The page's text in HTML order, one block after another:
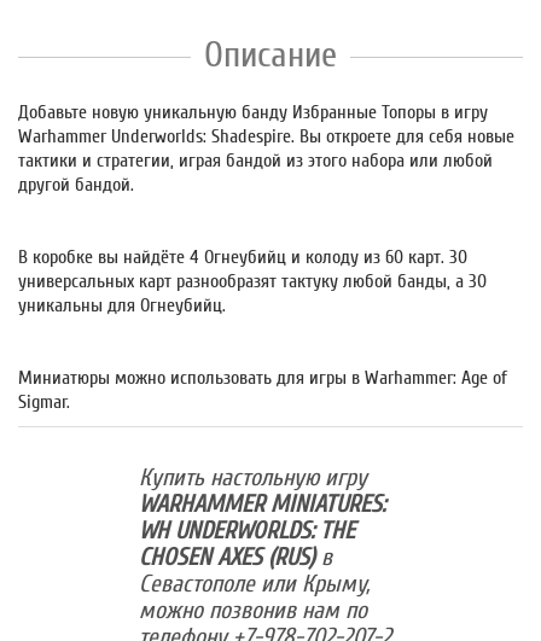
Описание
Добавьте новую уникальную банду Избранные Топоры в игру
Warhammer Underworlds: Shadespire. Вы откроете для себя новые
тактики и стратегии, играя бандой из этого набора или любой
другой бандой.
В коробке вы найдёте 4 Огнеубийц и колоду из 60 карт. 30
универсальных карт разнообразят тактуку любой банды, а 30
уникальны для Огнеубийц.
Миниатюры можно использовать для игры в Warhammer: Age of
Sigmar.
Купить настольную игру
WARHAMMER MINIATURES:
WH UNDERWORLDS: THE
CHOSEN AXES (RUS)в
Севастополе или Крыму,
можно позвонив нам по